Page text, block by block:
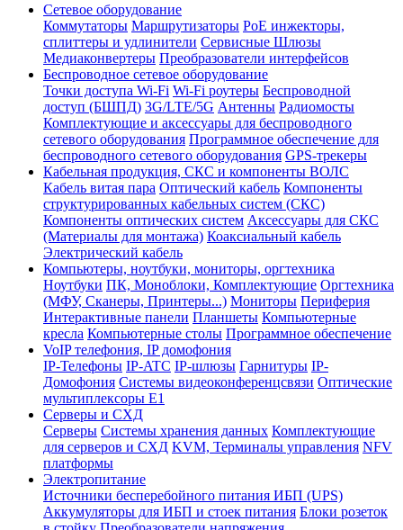
Сетевое оборудование
Коммутаторы Маршрутизаторы PoE инжекторы,
сплиттеры и удлинители Сервисные Шлюзы
Медиаконвертеры Преобразователи интерфейсов
Беспроводное сетевое оборудование
Точки доступа Wi-Fi Wi-Fi роутеры Беспроводной
доступ (БШПД) 3G/LTE/5G Антенны Радиомосты
Комплектующие и аксессуары для беспроводного
сетевого оборудования Программное обеспечение для
беспроводного сетевого оборудования GPS-трекеры
Кабельная продукция, СКС и компоненты ВОЛС
Кабель витая пара Оптический кабель Компоненты
структурированных кабельных систем (СКС)
Компоненты оптических систем Аксессуары для СКС
(Материалы для монтажа) Коаксиальный кабель
Электрический кабель
Компьютеры, ноутбуки, мониторы, оргтехника
Ноутбуки ПК, Моноблоки, Комплектующие Оргтехника
(МФУ, Сканеры, Принтеры...) Мониторы Периферия
Интерактивные панели Планшеты Компьютерные
кресла Компьютерные столы Программное обеспечение
VoIP телефония, IP домофония
IP-Телефоны IP-ATC IP-шлюзы Гарнитуры IP-
Домофония Системы видеоконференцсвязи Оптические
мультиплексоры Е1
Серверы и СХД
Серверы Системы хранения данных Комплектующие
для серверов и СХД KVM, Терминалы управления NFV
платформы
Электропитание
Источники бесперебойного питания ИБП (UPS)
Аккумуляторы для ИБП и стоек питания Блоки розеток